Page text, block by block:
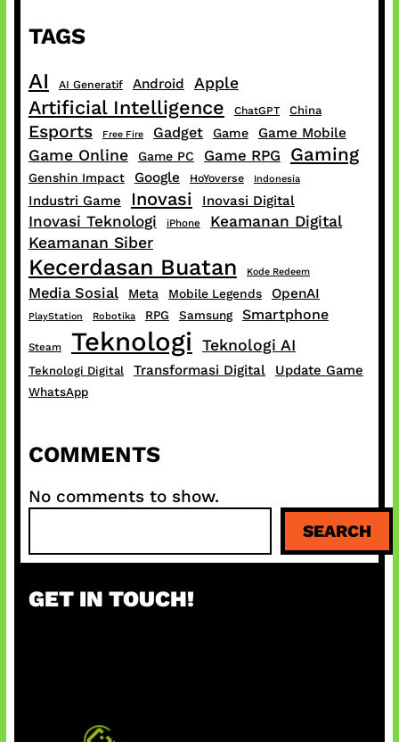
TAGS
AI AI Generatif Android Apple
Artificial Intelligence ChatGPT China
Esports Free Fire Gadget Game Game Mobile
Game Online Game PC Game RPG Gaming
Genshin Impact Google HoYoverse Indonesia
Industri Game Inovasi Inovasi Digital
Inovasi Teknologi iPhone
Keamanan Digital
Keamanan Siber
Kecerdasan Buatan Kode Redeem
Media Sosial Meta Mobile Legends OpenAI
PlayStation Robotika RPG Samsung Smartphone
Steam Teknologi Teknologi AI
Teknologi Digital Transformasi Digital Update Game
WhatsApp
COMMENTS
No comments to show.
a
c
SEARCH
GET IN TOUCH!